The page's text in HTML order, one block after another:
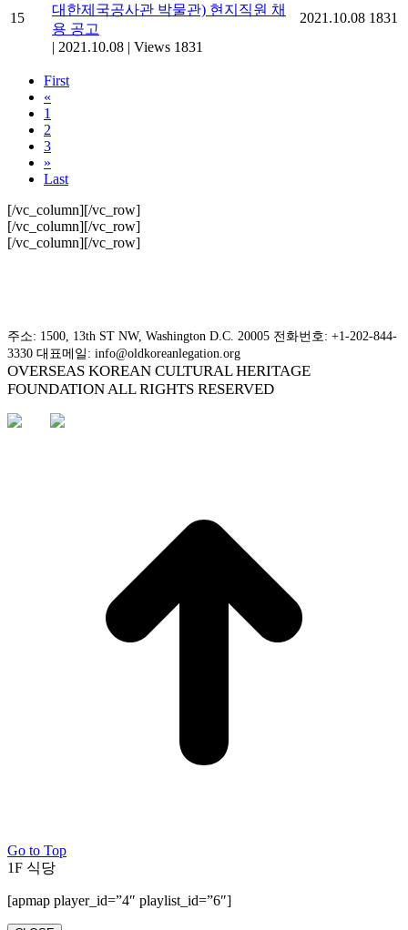
15
대한제국공사관 박물관) 현지직원 채
용 공고
| 2021.10.08 | Views 1831
2021.10.08 1831
First
«
1
2
3
»
Last
[/vc_column][/vc_row]
[/vc_column][/vc_row]
[/vc_column][/vc_row]
주소: 1500, 13th ST NW, Washington D.C. 20005 전화번호: +1-202-844-
3330 대표메일: info@oldkoreanlegation.org
OVERSEAS KOREAN CULTURAL HERITAGE
FOUNDATION ALL RIGHTS RESERVED
Go to Top
1F 식당
[apmap player_id=”4″ playlist_id=”6″]